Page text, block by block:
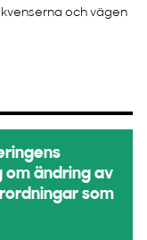
och vägen
om ändring av
som